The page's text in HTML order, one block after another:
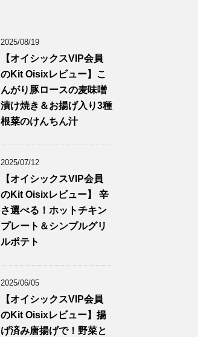
2025/08/19
【オイシックスVIP会員
のKit Oisixレビュー】こ
んがり豚ロースの麦味噌
漬け焼き＆お揚げ入り3種
根菜のけんちん汁
2025/07/12
【オイシックスVIP会員
のKit Oisixレビュー】 辛
さ選べる！ホットチキン
プレート＆シンプルグリ
ルポテト
2025/06/05
【オイシックスVIP会員
のKit Oisixレビュー】揚
げ済み唐揚げで！野菜と